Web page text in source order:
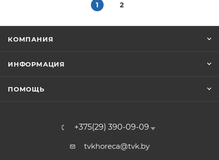
1 2
КОМПАНИЯ
ИНФОРМАЦИЯ
ПОМОЩЬ
+375(29) 390-09-09
tvkhoreca@tvk.by